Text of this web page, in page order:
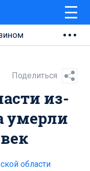
Поделиться
из-
умерли
области